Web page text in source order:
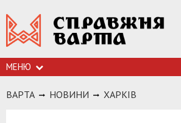
МЕНЮ
ВАРТА НОВИНИ ХАРКIВ